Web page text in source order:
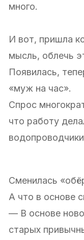
много.
И вот, пришла
мысль, облечь
Появилась,
«муж на час».
Спрос
что работу
Сменилась
А что в основе
— В основе
старых